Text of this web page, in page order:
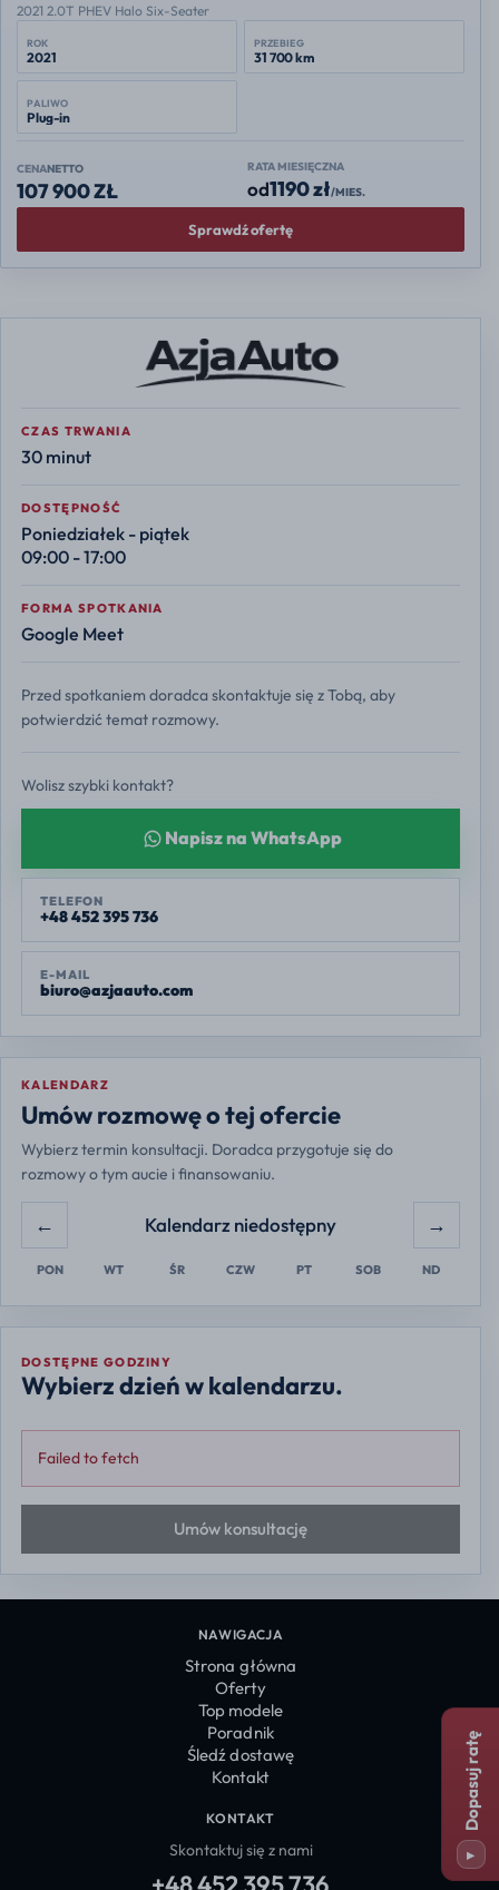
Dopasuj ratę
▸
2021 2.0T PHEV Halo Six-Seater
ROK
2021
PRZEBIEG
31 700 km
PALIWO
Plug-in
CENANETTO
107 900 ZŁ
RATA MIESIĘCZNA
od1190 zł/MIES.
Sprawdź ofertę
CZAS TRWANIA
30 minut
DOSTĘPNOŚĆ
Poniedziałek - piątek
09:00 - 17:00
FORMA SPOTKANIA
Google Meet
Przed spotkaniem doradca skontaktuje się z Tobą, aby
potwierdzić temat rozmowy.
Wolisz szybki kontakt?
Napisz na WhatsApp
TELEFON
+48 452 395 736
E-MAIL
biuro@azjaauto.com
KALENDARZ
Umów rozmowę o tej ofercie
Wybierz termin konsultacji. Doradca przygotuje się do
rozmowy o tym aucie i finansowaniu.
Europe/Warsaw
← Kalendarz niedostępny →
PON WT ŚR CZW PT SOB ND
DOSTĘPNE GODZINY
Wybierz dzień w kalendarzu.
Failed to fetch
Umów konsultację
NAWIGACJA
Strona główna
Oferty
Top modele
Poradnik
Śledź dostawę
Kontakt
KONTAKT
Skontaktuj się z nami